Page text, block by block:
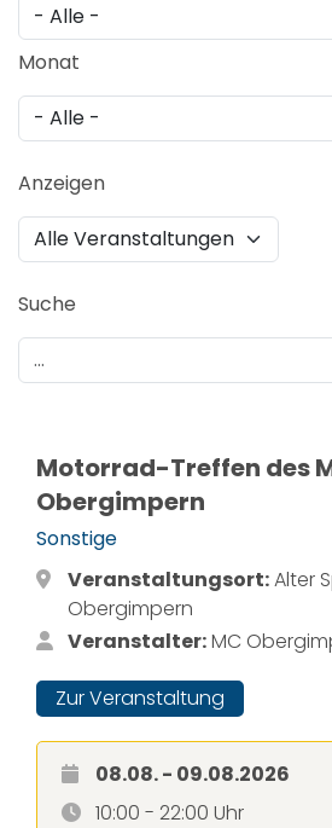
Monat
Anzeigen
Suche
Motorrad-Treffen des
Obergimpern
Sonstige
Veranstaltungsort:Alter
Obergimpern
Veranstalter:MC
Zur Veranstaltung
08.08. - 09.08.2026
10:00 - 22:00 Uhr